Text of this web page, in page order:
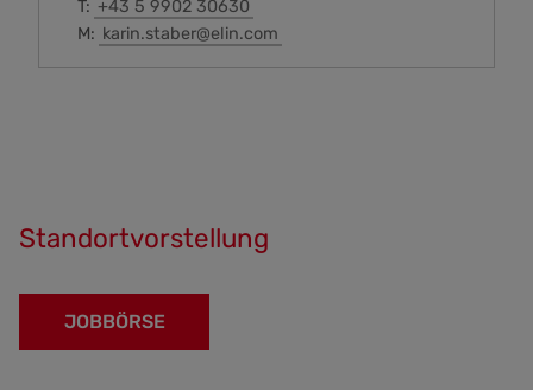
T: +43 5 9902 30630
M: karin.staber@elin.com
Standortvorstellung
JOBBÖRSE